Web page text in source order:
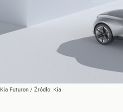
Kia Futuron / Źródło: Kia